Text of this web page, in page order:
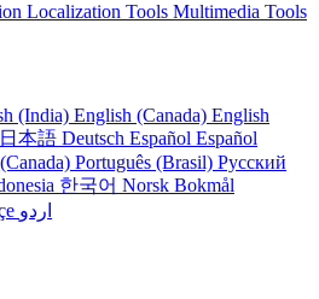
Localization Tools Multimedia Tools
(India) English (Canada) English
日本語 Deutsch Español Español
Português (Brasil) Русский
한국어 Norsk Bokmål
اردو